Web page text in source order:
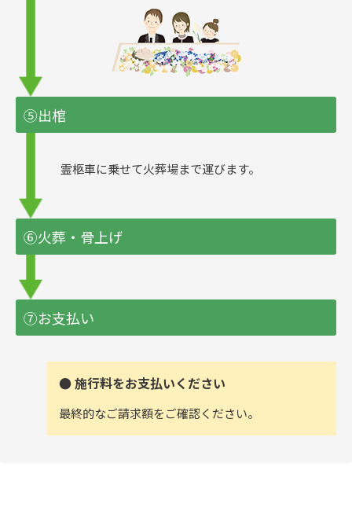
⑤出棺
霊柩車に乗せて火葬場まで運びます。
⑥火葬・骨上げ
⑦お支払い
● 施行料をお支払いください
最終的なご請求額をご確認ください。